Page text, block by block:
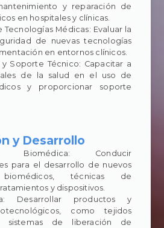
y reparación de
en hospitales y clínicas.
Tecnologías Médicas: Evaluar la
de nuevas tecnologías
en entornos clínicos.
Soporte Técnico: Capacitar a
de la salud en el uso de
y proporcionar soporte
y Desarrollo
Biomédica: Conducir
para el desarrollo de nuevos
biomédicos, técnicas de
y dispositivos.
Desarrollar productos y
como tejidos
sistemas de liberación de